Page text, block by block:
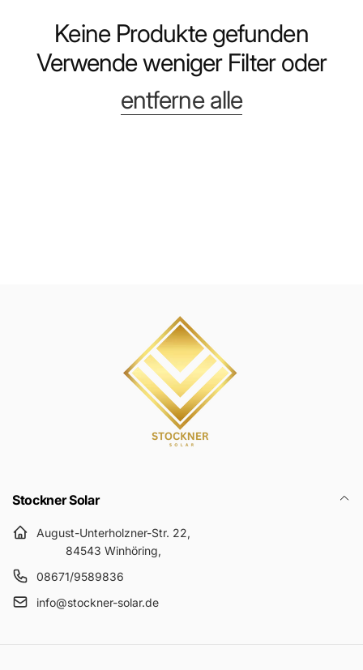
Keine Produkte gefunden
Verwende weniger Filter oder
entferne alle
Stockner Solar
August-Unterholzner-Str. 22,
84543 Winhöring,
08671/9589836
info@stockner-solar.de